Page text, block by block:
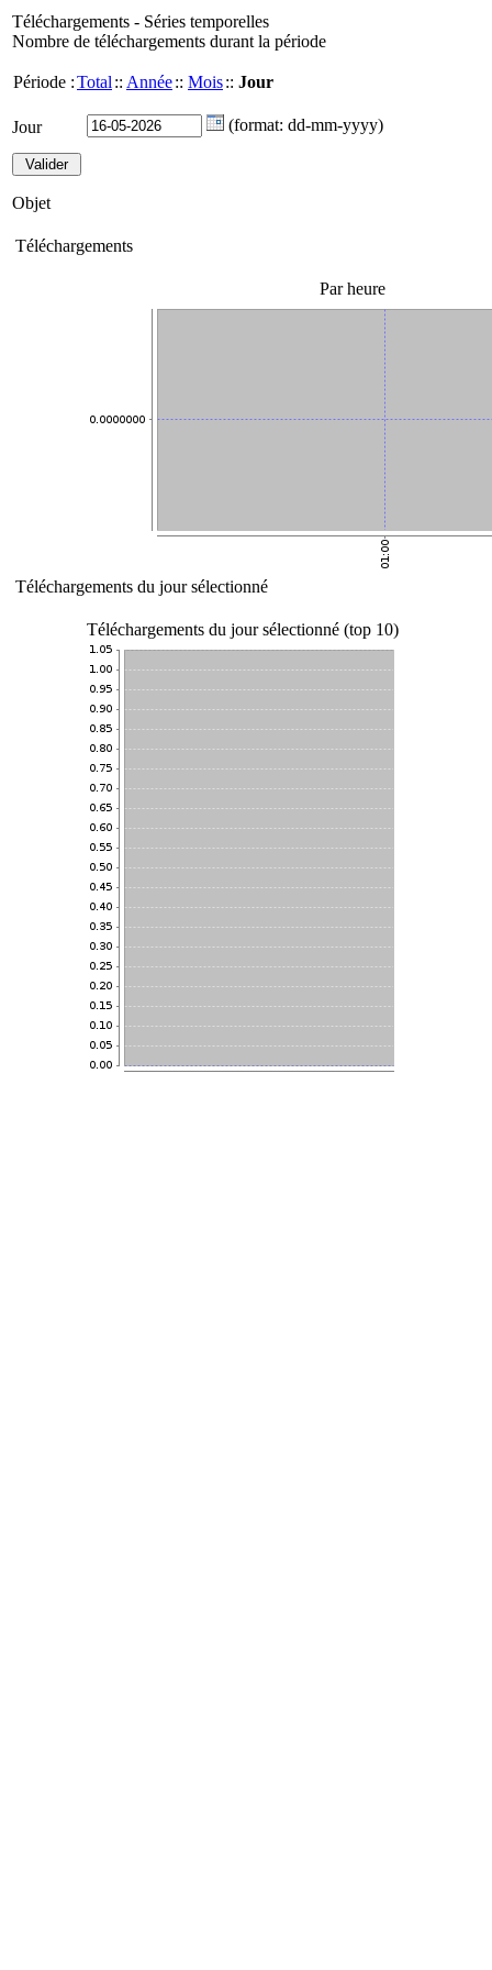
Téléchargements - Séries temporelles
Nombre de téléchargements durant la période
Période :Total :: Année:: Mois:: Jour
Jour (format: dd-mm-yyyy)
Objet
Téléchargements
Par heure
Téléchargements du jour sélectionné
Téléchargements du jour sélectionné (top 10)